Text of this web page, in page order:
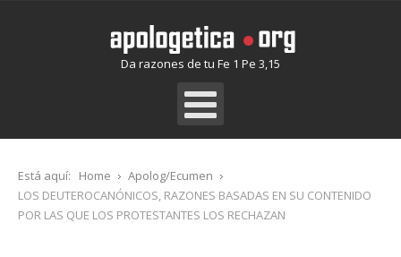
Da razones de tu Fe 1 Pe 3,15
Está aquí: Home
Apolog/Ecumen
LOS DEUTEROCANÓNICOS, RAZONES BASADAS EN SU CONTENIDO
POR LAS QUE LOS PROTESTANTES LOS RECHAZAN